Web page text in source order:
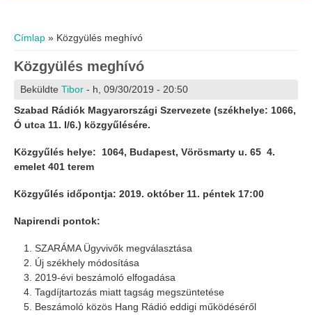
Címlap » Közgyülés meghívó
Közgyülés meghívó
Beküldte Tibor - h, 09/30/2019 - 20:50
Szabad Rádiók Magyarországi Szervezete (székhelye: 1066,
Ó utca 11. I/6.) közgyűlésére.
Közgyűlés helye: 1064, Budapest, Vörösmarty u. 65 4.
emelet 401 terem
Közgyűlés időpontja: 2019. október 11. péntek 17:00
Napirendi pontok:
SZARÁMA Ügyvivők megválasztása
Új székhely módosítása
2019-évi beszámoló elfogadása
Tagdíjtartozás miatt tagság megszüntetése
Beszámoló közös Hang Rádió eddigi működéséről